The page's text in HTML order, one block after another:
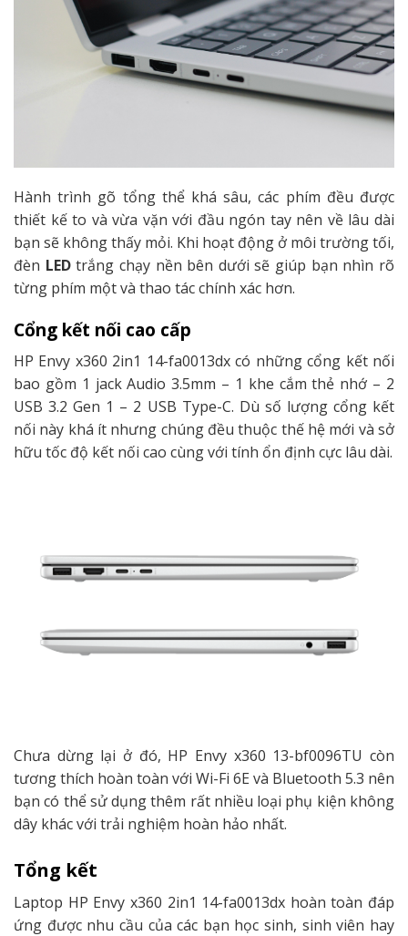
Hành trình gõ tổng thể khá sâu, các phím đều được
thiết kế to và vừa vặn với đầu ngón tay nên về lâu dài
bạn sẽ không thấy mỏi. Khi hoạt động ở môi trường tối,
đèn LEDtrắng chạy nền bên dưới sẽ giúp bạn nhìn rõ
từng phím một và thao tác chính xác hơn.
Cổng kết nối cao cấp
HP Envy x360 2in1 14-fa0013dx có những cổng kết nối
bao gồm 1 jack Audio 3.5mm – 1 khe cắm thẻ nhớ – 2
USB 3.2 Gen 1 – 2 USB Type-C. Dù số lượng cổng kết
nối này khá ít nhưng chúng đều thuộc thế hệ mới và sở
hữu tốc độ kết nối cao cùng với tính ổn định cực lâu dài.
Chưa dừng lại ở đó, HP Envy x360 13-bf0096TU còn
tương thích hoàn toàn với Wi-Fi 6E và Bluetooth 5.3 nên
bạn có thể sử dụng thêm rất nhiều loại phụ kiện không
dây khác với trải nghiệm hoàn hảo nhất.
Tổng kết
Laptop HP Envy x360 2in1 14-fa0013dx hoàn toàn đáp
ứng được nhu cầu của các bạn học sinh, sinh viên hay